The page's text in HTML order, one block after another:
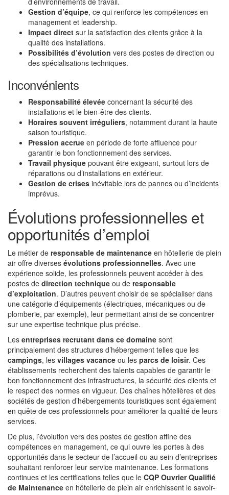
Gestion d’équipe, ce qui renforce les compétences en
management et leadership.
Impact direct sur la satisfaction des clients grâce à la
qualité des installations.
Possibilités d’évolution vers des postes de direction ou
des spécialisations techniques.
Inconvénients
Responsabilité élevée concernant la sécurité des
installations et le bien-être des clients.
Horaires souvent irréguliers, notamment durant la haute
saison touristique.
Pression accrue en période de forte affluence pour
garantir le bon fonctionnement des services.
Travail physique pouvant être exigeant, surtout lors de
réparations ou d’installations en extérieur.
Gestion de crises inévitable lors de pannes ou d’incidents
imprévus.
Évolutions professionnelles et
opportunités d’emploi
Le métier de responsable de maintenance en hôtellerie de plein
air offre diverses évolutions professionnelles. Avec une
expérience solide, les professionnels peuvent accéder à des
postes de direction technique ou de responsable
d’exploitation. D’autres peuvent choisir de se spécialiser dans
une catégorie d’équipements (électriques, mécaniques ou de
plomberie, par exemple), leur permettant ainsi de se concentrer
sur une expertise technique plus précise.
Les entreprises recrutant dans ce domaine sont
principalement des structures d’hébergement telles que les
campings, les villages vacance ou les parcs de loisir. Ces
établissements recherchent des talents capables de garantir le
bon fonctionnement des infrastructures, la sécurité des clients et
le respect des normes en vigueur. Des chaînes hôtelières et des
sociétés de gestion d’hébergements touristiques sont également
en quête de ces professionnels pour améliorer la qualité de leurs
services.
De plus, l’évolution vers des postes de gestion affine des
compétences en management, ce qui ouvre les portes à des
opportunités dans le secteur de l’accueil ou au sein d’entreprises
souhaitant renforcer leur service maintenance. Les formations
continues et les certifications telles que le CQP Ouvrier Qualifié
de Maintenance en hôtellerie de plein air enrichissent le savoir-